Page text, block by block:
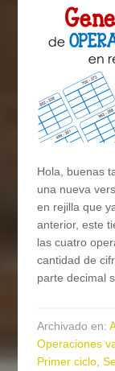
Hola, buenas
una nueva
en rejilla que
anterior, este
las cuatro
cantidad de
parte decimal
Archivado en:
Operaciones
Primer ciclo,